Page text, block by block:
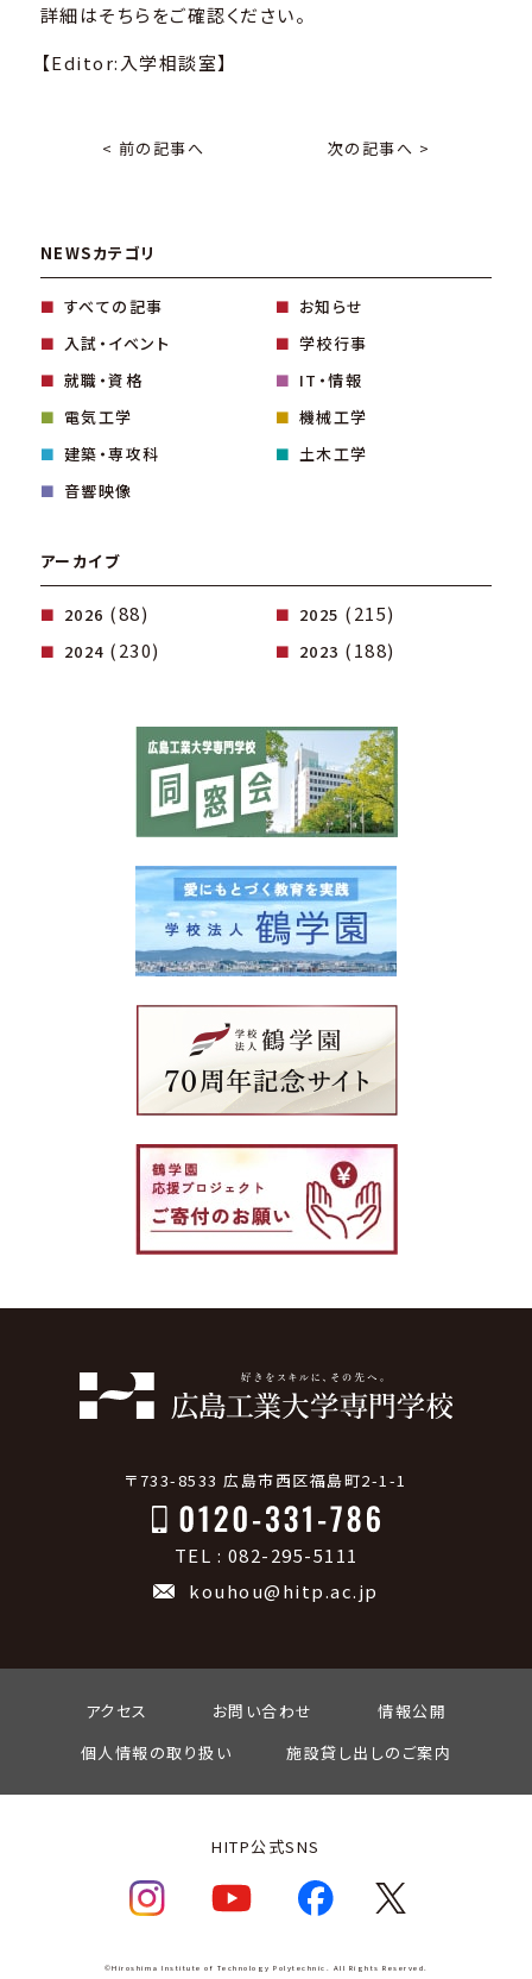
詳細はそちらをご確認ください。
【Editor:入学相談室】
< 前の記事へ 次の記事へ >
NEWSカテゴリ
すべての記事
お知らせ
入試・イベント
学校行事
就職・資格
IT・情報
電気工学
機械工学
建築・専攻科
土木工学
音響映像
アーカイブ
2026 (88) 2025 (215)
2024 (230) 2023 (188)
〒733-8533 広島市西区福島町2-1-1
TEL : 082-295-5111
kouhou@hitp.ac.jp
アクセス お問い合わせ
情報公開
個人情報の取り扱い
施設貸し出しのご案内
HITP公式SNS
©Hiroshima Institute of Technology Polytechnic. All Rights Reserved.